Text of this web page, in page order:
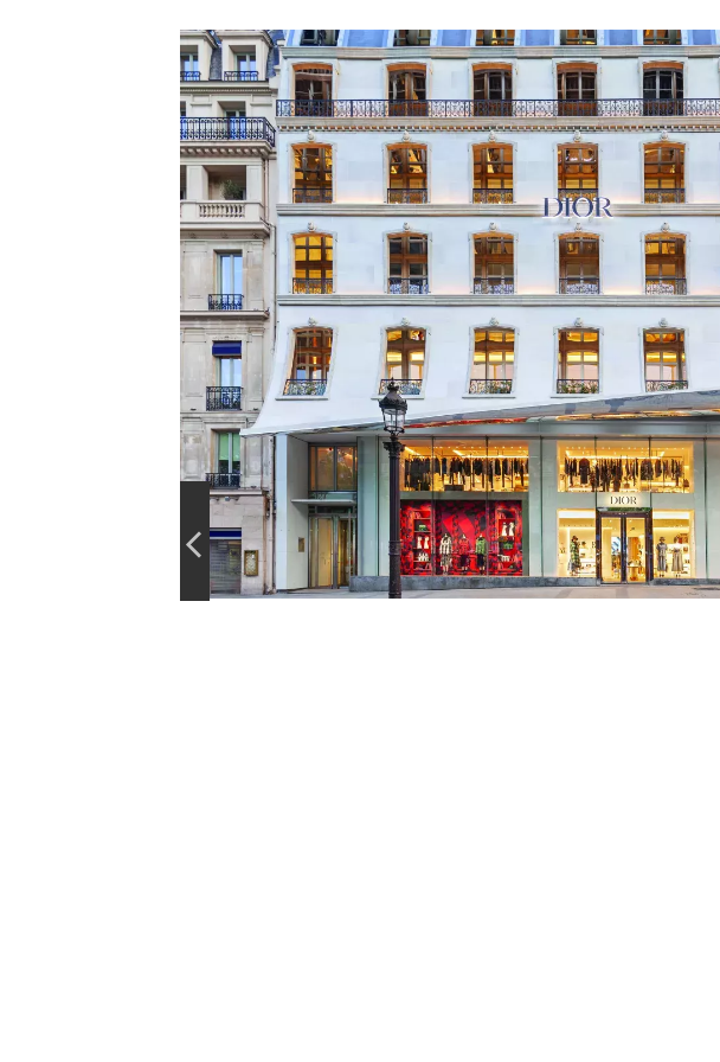
s
námi
přímo
dovnitř
slavného
butiku: